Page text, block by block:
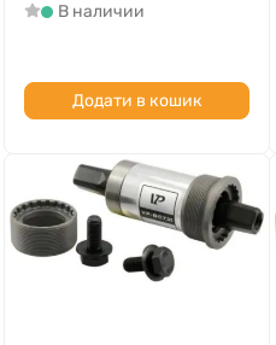
В наличии
Додати в кошик